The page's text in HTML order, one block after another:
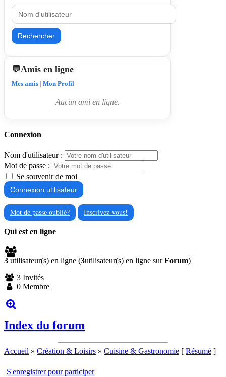
Rechercher
Amis en ligne
Mes amis | Mon Profil
Aucun ami en ligne.
Connexion
Nom d'utilisateur :
Mot de passe :
Se souvenir de moi
Mot de passe oublié? Inscrivez-vous!
Qui est en ligne
3 utilisateur(s) en ligne (3utilisateur(s) en ligne surForum)
3 Invités
0 Membre
Index du forum
Accueil » Création & Loisirs » Cuisine & Gastronomie [ Résumé ]
S'enregistrer pour participer